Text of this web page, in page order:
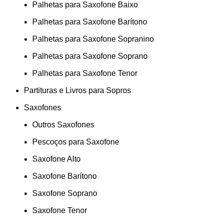
Palhetas para Saxofone Baixo
Palhetas para Saxofone Barítono
Palhetas para Saxofone Sopranino
Palhetas para Saxofone Soprano
Palhetas para Saxofone Tenor
Partituras e Livros para Sopros
Saxofones
Outros Saxofones
Pescoços para Saxofone
Saxofone Alto
Saxofone Barítono
Saxofone Soprano
Saxofone Tenor